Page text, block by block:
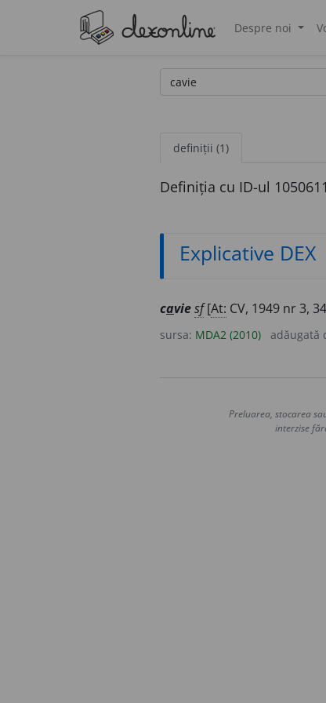
Despre noi
definiții (1)
Definiția cu ID-ul
Explicative DEX
caviesf[At: CV, 1949 nr 3,
sursa: MDA2 (2010) adăugată
Preluarea, stocarea
interzise